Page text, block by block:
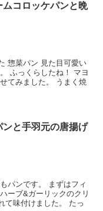
ムコロッケパンと晩
惣菜パン 見た目可愛い
ふっくらしたね！ マヨ
てみました。 うまく焼
ンと手羽元の唐揚げ
パンです。 まずはフィ
ーブ&ガーリックのクリ
て味付けました。 たっ